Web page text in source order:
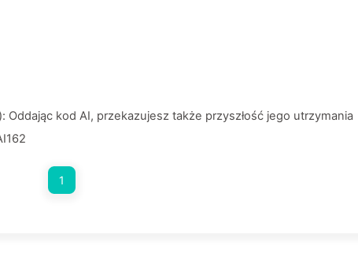
Oddając kod AI, przekazujesz także przyszłość jego utrzymania
1